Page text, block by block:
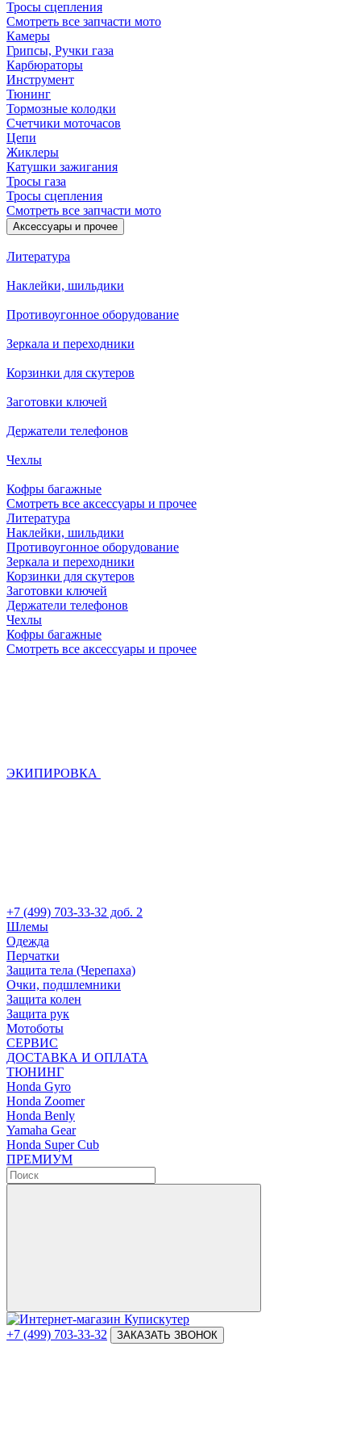
Тросы сцепления
Смотреть все запчасти мото
Камеры
Грипсы, Ручки газа
Карбюраторы
Инструмент
Тюнинг
Тормозные колодки
Счетчики моточасов
Цепи
Жиклеры
Катушки зажигания
Тросы газа
Тросы сцепления
Смотреть все запчасти мото
Аксессуары и прочее
Литература
Наклейки, шильдики
Противоугонное оборудование
Зеркала и переходники
Корзинки для скутеров
Заготовки ключей
Держатели телефонов
Чехлы
Кофры багажные
Смотреть все аксессуары и прочее
Литература
Наклейки, шильдики
Противоугонное оборудование
Зеркала и переходники
Корзинки для скутеров
Заготовки ключей
Держатели телефонов
Чехлы
Кофры багажные
Смотреть все аксессуары и прочее
ЭКИПИРОВКА
+7 (499) 703-33-32 доб. 2
Шлемы
Одежда
Перчатки
Защита тела (Черепаха)
Очки, подшлемники
Защита колен
Защита рук
Мотоботы
СЕРВИС
ДОСТАВКА И ОПЛАТА
ТЮНИНГ
Honda Gyro
Honda Zoomer
Honda Benly
Yamaha Gear
Honda Super Cub
ПРЕМИУМ
+7 (499) 703-33-32 ЗАКАЗАТЬ ЗВОНОК